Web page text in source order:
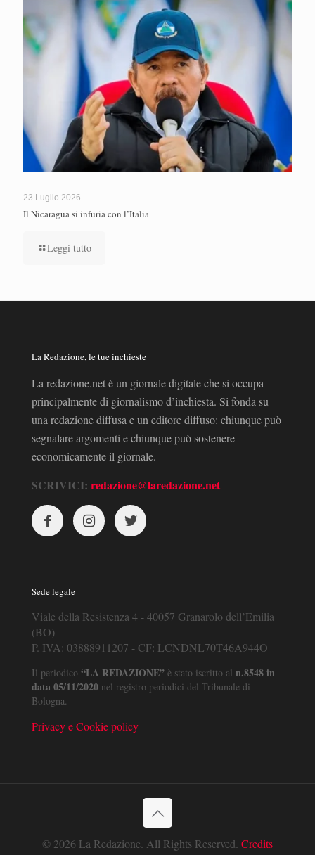
23 Luglio 2026
Il Nicaragua si infuria con l’Italia
Leggi tutto
La Redazione, le tue inchieste
La redazione.net è un giornale digitale che si occupa
principalmente di giornalismo d’inchiesta. Si fonda su
una redazione diffusa e un editore diffuso: chiunque può
segnalare argomenti e chiunque può sostenere
economicamente il giornale.
SCRIVICI: redazione@laredazione.net
Sede legale
Viale della Resistenza 4 - 40057 Granarolo dell’Emilia
(BO)
P. IVA: 03888911207 - CF: LCNDNL70T46A944O
Il periodico “LA REDAZIONE” è stato iscritto al n.8548 in
data 05/11/2020 nel registro periodici del Tribunale di
Bologna.
Privacy e Cookie policy
© 2026 La Redazione. All Rights Reserved. Credits